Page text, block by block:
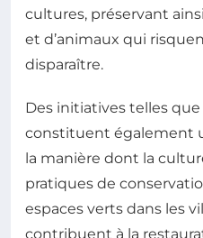
cultures, préservant
et d’animaux qui
disparaître.
Des initiatives telles que
constituent également
la manière dont la
pratiques de
espaces verts dans les
contribuent à la